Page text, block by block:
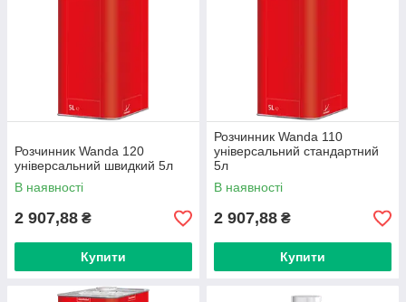
Розчинник Wanda 120
універсальний швидкий 5л
В наявності
2 907,88 ₴
Купити
Розчинник Wanda 110
універсальний стандартний
5л
В наявності
2 907,88 ₴
Купити